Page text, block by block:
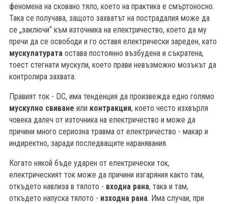
феномена на сковано тяло, което на практика е смъртоносно.
Така се получава, защото захватът на пострадалия може да
се „заключи“ към източника на електричество, което да му
пречи да се освободи и го оставя електрически зареден, като
мускулатуратаостава постоянно възбудена и съкратена,
тоест стегнати мускули, което прави невъзможно мозъкът да
контролира захвата.
Правият ток - DC, има тенденция да произвежда едно голямо
мускулно свиване или контракция, което често изхвърля
човека далеч от източника на електричество и може да
причини много сериозна травма от електричество - макар и
индиректно, заради последващите наранявания.
Когато някой бъде ударен от електрически ток,
електрическият ток може да причини изгаряния както там,
откъдето навлиза в тялото - входна рана, така и там,
откъдето напуска тялото - изходна рана. Има случаи, при